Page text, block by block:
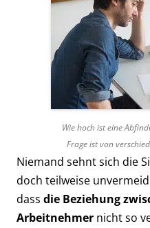
Wie hoch ist eine
Frage ist von
Niemand sehnt sich die
doch teilweise
dass die Beziehung
Arbeitnehmer nicht so